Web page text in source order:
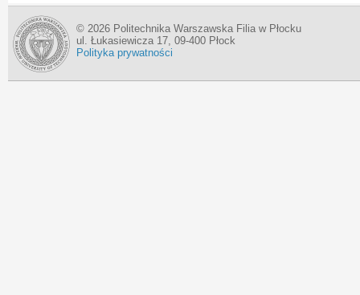
© 2026 Politechnika Warszawska Filia w Płocku
ul. Łukasiewicza 17, 09-400 Płock
Polityka prywatności